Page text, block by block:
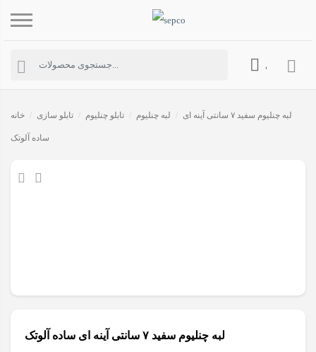
کاربری
خانه تابلو سازی تابلو چنلیوم لبه چنلیوم لبه چنلیوم سفید ۷ سانتی آینه ای
ساده آلوتک
لبه چنلیوم سفید ۷ سانتی آینه ای ساده آلوتک